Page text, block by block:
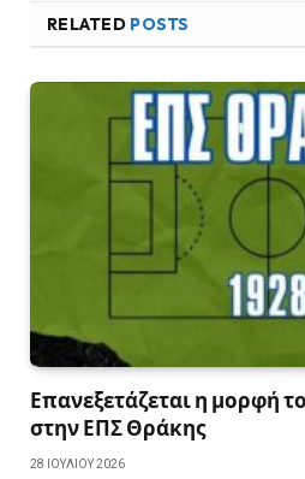
RELATED POSTS
Επανεξετάζεται η μορφή
στην ΕΠΣ Θράκης
28 ΙΟΥΛΊΟΥ 2026